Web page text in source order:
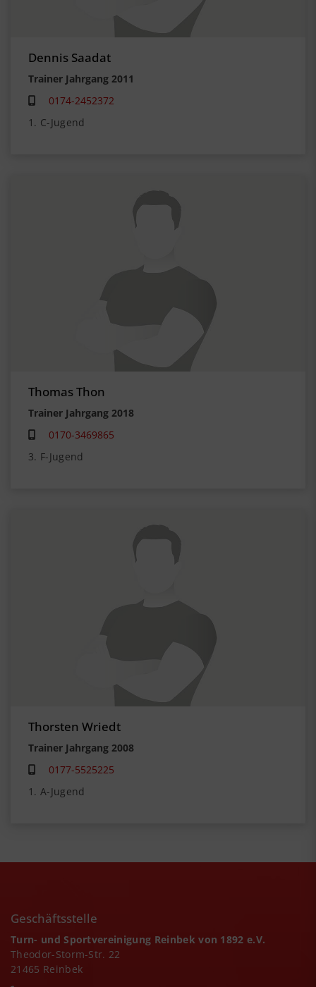
Dennis Saadat
Trainer Jahrgang 2011
0174-2452372
1. C-Jugend
Thomas Thon
Trainer Jahrgang 2018
0170-3469865
3. F-Jugend
Thorsten Wriedt
Trainer Jahrgang 2008
0177-5525225
1. A-Jugend
Geschäftsstelle
Turn- und Sportvereinigung Reinbek von 1892 e.V.
Theodor-Storm-Str. 22
21465 Reinbek